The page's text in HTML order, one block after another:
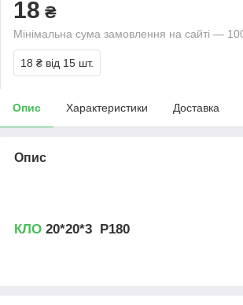
18 ₴
Мінімальна сума замовлення на сайті —
18 ₴ від 15 шт.
Опис Характеристики Доставка
Опис
КЛО 20*20*3 Р180